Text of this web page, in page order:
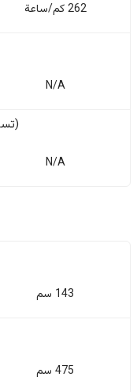
262 كم/ساعة
N/A
(تسارع
N/A
143 سم
475 سم